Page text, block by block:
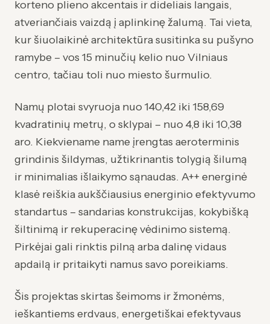
korteno plieno akcentais ir dideliais langais,
atveriančiais vaizdą į aplinkinę žalumą. Tai vieta,
kur šiuolaikinė architektūra susitinka su pušyno
ramybe – vos 15 minučių kelio nuo Vilniaus
centro, tačiau toli nuo miesto šurmulio.
Namų plotai svyruoja nuo 140,42 iki 158,69
kvadratinių metrų, o sklypai – nuo 4,8 iki 10,38
aro. Kiekviename name įrengtas aeroterminis
grindinis šildymas, užtikrinantis tolygią šilumą
ir minimalias išlaikymo sąnaudas. A++ energinė
klasė reiškia aukščiausius energinio efektyvumo
standartus – sandarias konstrukcijas, kokybišką
šiltinimą ir rekuperacinę vėdinimo sistemą.
Pirkėjai gali rinktis pilną arba dalinę vidaus
apdailą ir pritaikyti namus savo poreikiams.
Šis projektas skirtas šeimoms ir žmonėms,
ieškantiems erdvaus, energetiškai efektyvaus